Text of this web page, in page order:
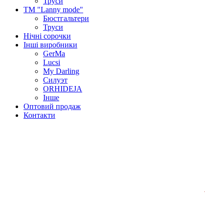
ТМ "Lanny mode"
Бюстгальтери
Труси
Нічні сорочки
Інші виробники
GerMa
Lucsi
My Darling
Силуэт
ORHIDEJA
Інше
Оптовий продаж
Контакти